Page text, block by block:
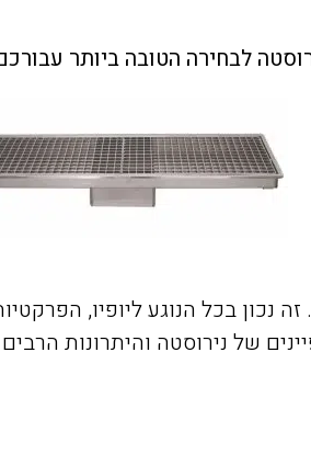
לבחירה הטובה ביותר
בכל הנוגע ליופיו,
של נירוסטה והיתרונות